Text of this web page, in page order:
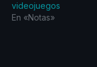
videojuegos
En «Notas»